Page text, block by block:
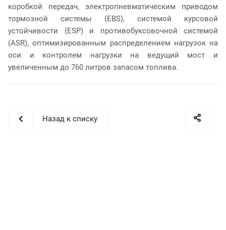
коробкой передач, электропневматическим приводом
тормозной системы (EBS), системой курсовой
устойчивости (ESP) и противобуксовочной системой
(ASR), оптимизированным распределением нагрузок на
оси и контролем нагрузки на ведущий мост и
увеличенным до 760 литров запасом топлива.
Назад к списку